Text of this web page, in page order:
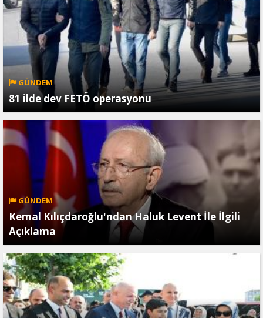
GÜNDEM
81 ilde dev FETÖ operasyonu
GÜNDEM
Kemal Kılıçdaroğlu'ndan Haluk Levent İle İlgili
Açıklama